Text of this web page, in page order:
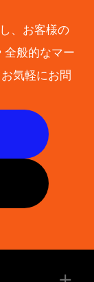
、お客様の
全般的なマー
気軽にお問